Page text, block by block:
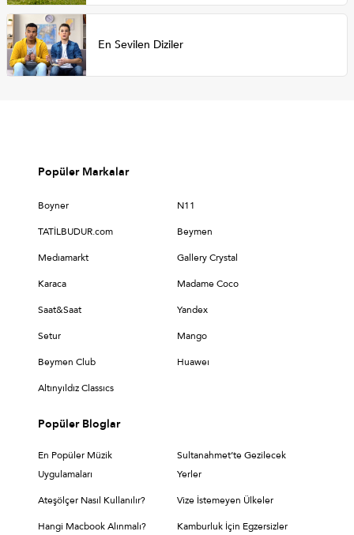
En Sevilen Diziler
Popüler Markalar
Boyner N11
TATİLBUDUR.com Beymen
Medıamarkt Gallery Crystal
Karaca Madame Coco
Saat&Saat Yandex
Setur Mango
Beymen Club Huaweı
Altınyıldız Classıcs
Popüler Bloglar
En Popüler Müzik
Uygulamaları
Sultanahmet’te Gezilecek
Yerler
Ateşölçer Nasıl Kullanılır? Vize İstemeyen Ülkeler
Hangi Macbook Alınmalı?
Kamburluk İçin Egzersizler